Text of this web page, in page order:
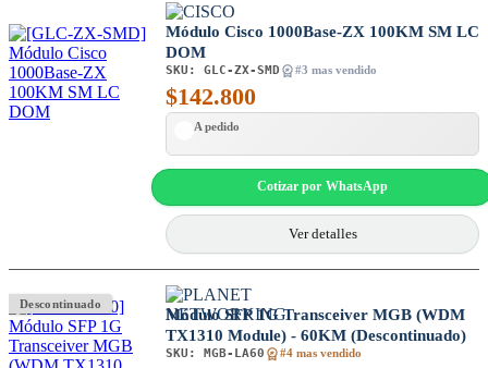
Módulo Cisco 1000Base-ZX 100KM SM LC
DOM
SKU: GLC-ZX-SMD #3 mas vendido
$142.800
A pedido
Cotizar por WhatsApp
Ver detalles
Descontinuado
Módulo SFP 1G Transceiver MGB (WDM
TX1310 Module) - 60KM (Descontinuado)
SKU: MGB-LA60 #4 mas vendido